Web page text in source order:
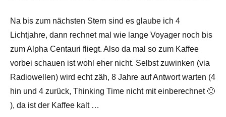
Na bis zum nächsten Stern sind es glaube ich 4
Lichtjahre, dann rechnet mal wie lange Voyager noch bis
zum Alpha Centauri fliegt. Also da mal so zum Kaffee
vorbei schauen ist wohl eher nicht. Selbst zuwinken (via
Radiowellen) wird echt zäh, 8 Jahre auf Antwort warten (4
hin und 4 zurück, Thinking Time nicht mit einberechnet 🙂
), da ist der Kaffee kalt …